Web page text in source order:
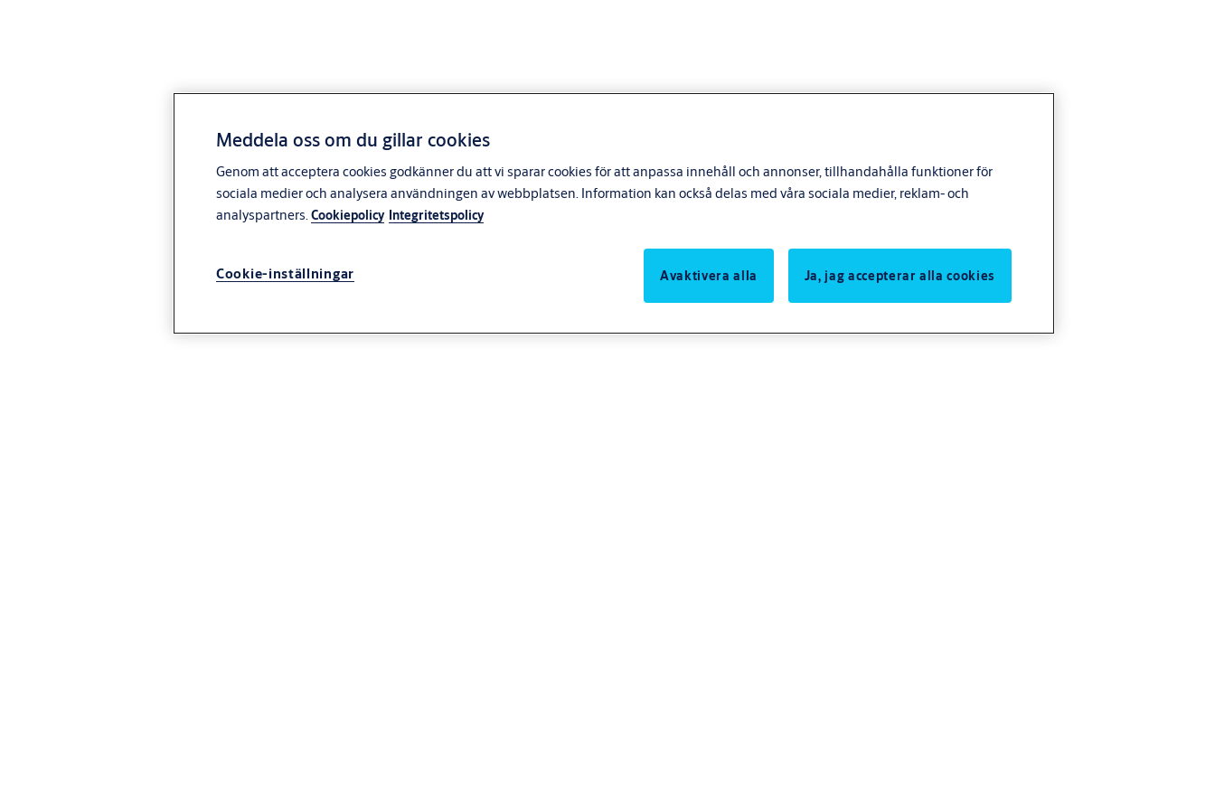
Meddela oss om du gillar cookies
Genom att acceptera cookies godkänner du att vi sparar cookies för att anpassa innehåll och annonser, tillhandahålla funktioner för
sociala medier och analysera användningen av webbplatsen. Information kan också delas med våra sociala medier, reklam- och
analyspartners.Cookiepolicy Integritetspolicy
Cookie-inställningar Avaktivera alla Ja, jag accepterar alla cookies